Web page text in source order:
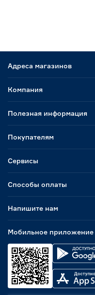
Адреса магазинов
Способы оплаты
Мобильное приложение
Компания
Полезная информация
Покупателям
Сервисы
Напишите нам